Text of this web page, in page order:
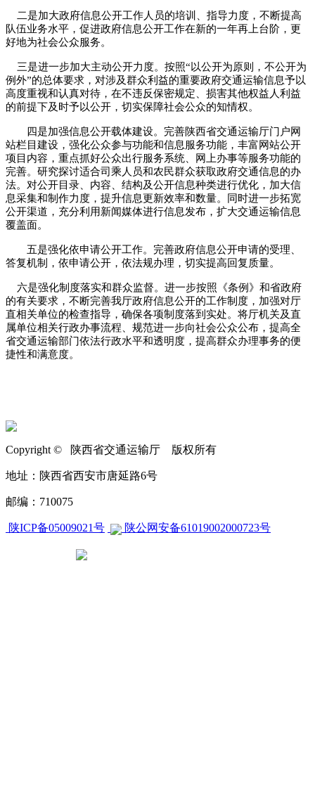
二是加大政府信息公开工作人员的培训、指导力度，不断提高
队伍业务水平，促进政府信息公开工作在新的一年再上台阶，更
好地为社会公众服务。
三是进一步加大主动公开力度。按照“以公开为原则，不公开为
例外”的总体要求，对涉及群众利益的重要政府交通运输信息予以
高度重视和认真对待，在不违反保密规定、损害其他权益人利益
的前提下及时予以公开，切实保障社会公众的知情权。
四是加强信息公开载体建设。完善陕西省交通运输厅门户网
站栏目建设，强化公众参与功能和信息服务功能，丰富网站公开
项目内容，重点抓好公众出行服务系统、网上办事等服务功能的
完善。研究探讨适合司乘人员和农民群众获取政府交通信息的办
法。对公开目录、内容、结构及公开信息种类进行优化，加大信
息采集和制作力度，提升信息更新效率和数量。同时进一步拓宽
公开渠道，充分利用新闻媒体进行信息发布，扩大交通运输信息
覆盖面。
五是强化依申请公开工作。完善政府信息公开申请的受理、
答复机制，依申请公开，依法规办理，切实提高回复质量。
六是强化制度落实和群众监督。进一步按照《条例》和省政府
的有关要求，不断完善我厅政府信息公开的工作制度，加强对厅
直相关单位的检查指导，确保各项制度落到实处。将厅机关及直
属单位相关行政办事流程、规范进一步向社会公众公布，提高全
省交通运输部门依法行政水平和透明度，提高群众办理事务的便
捷性和满意度。
Copyright © 陕西省交通运输厅 版权所有
地址：陕西省西安市唐延路6号
邮编：710075
陕ICP备05009021号 陕公网安备61019002000723号